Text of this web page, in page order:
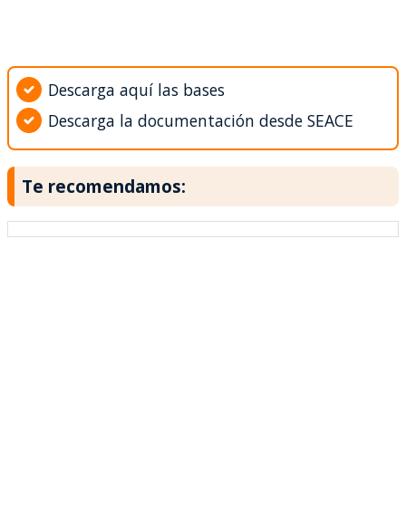
Descarga aquí las bases
Descarga la documentación desde SEACE
Te recomendamos: